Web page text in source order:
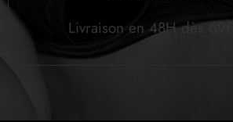
Livraison en 48H dès 69€